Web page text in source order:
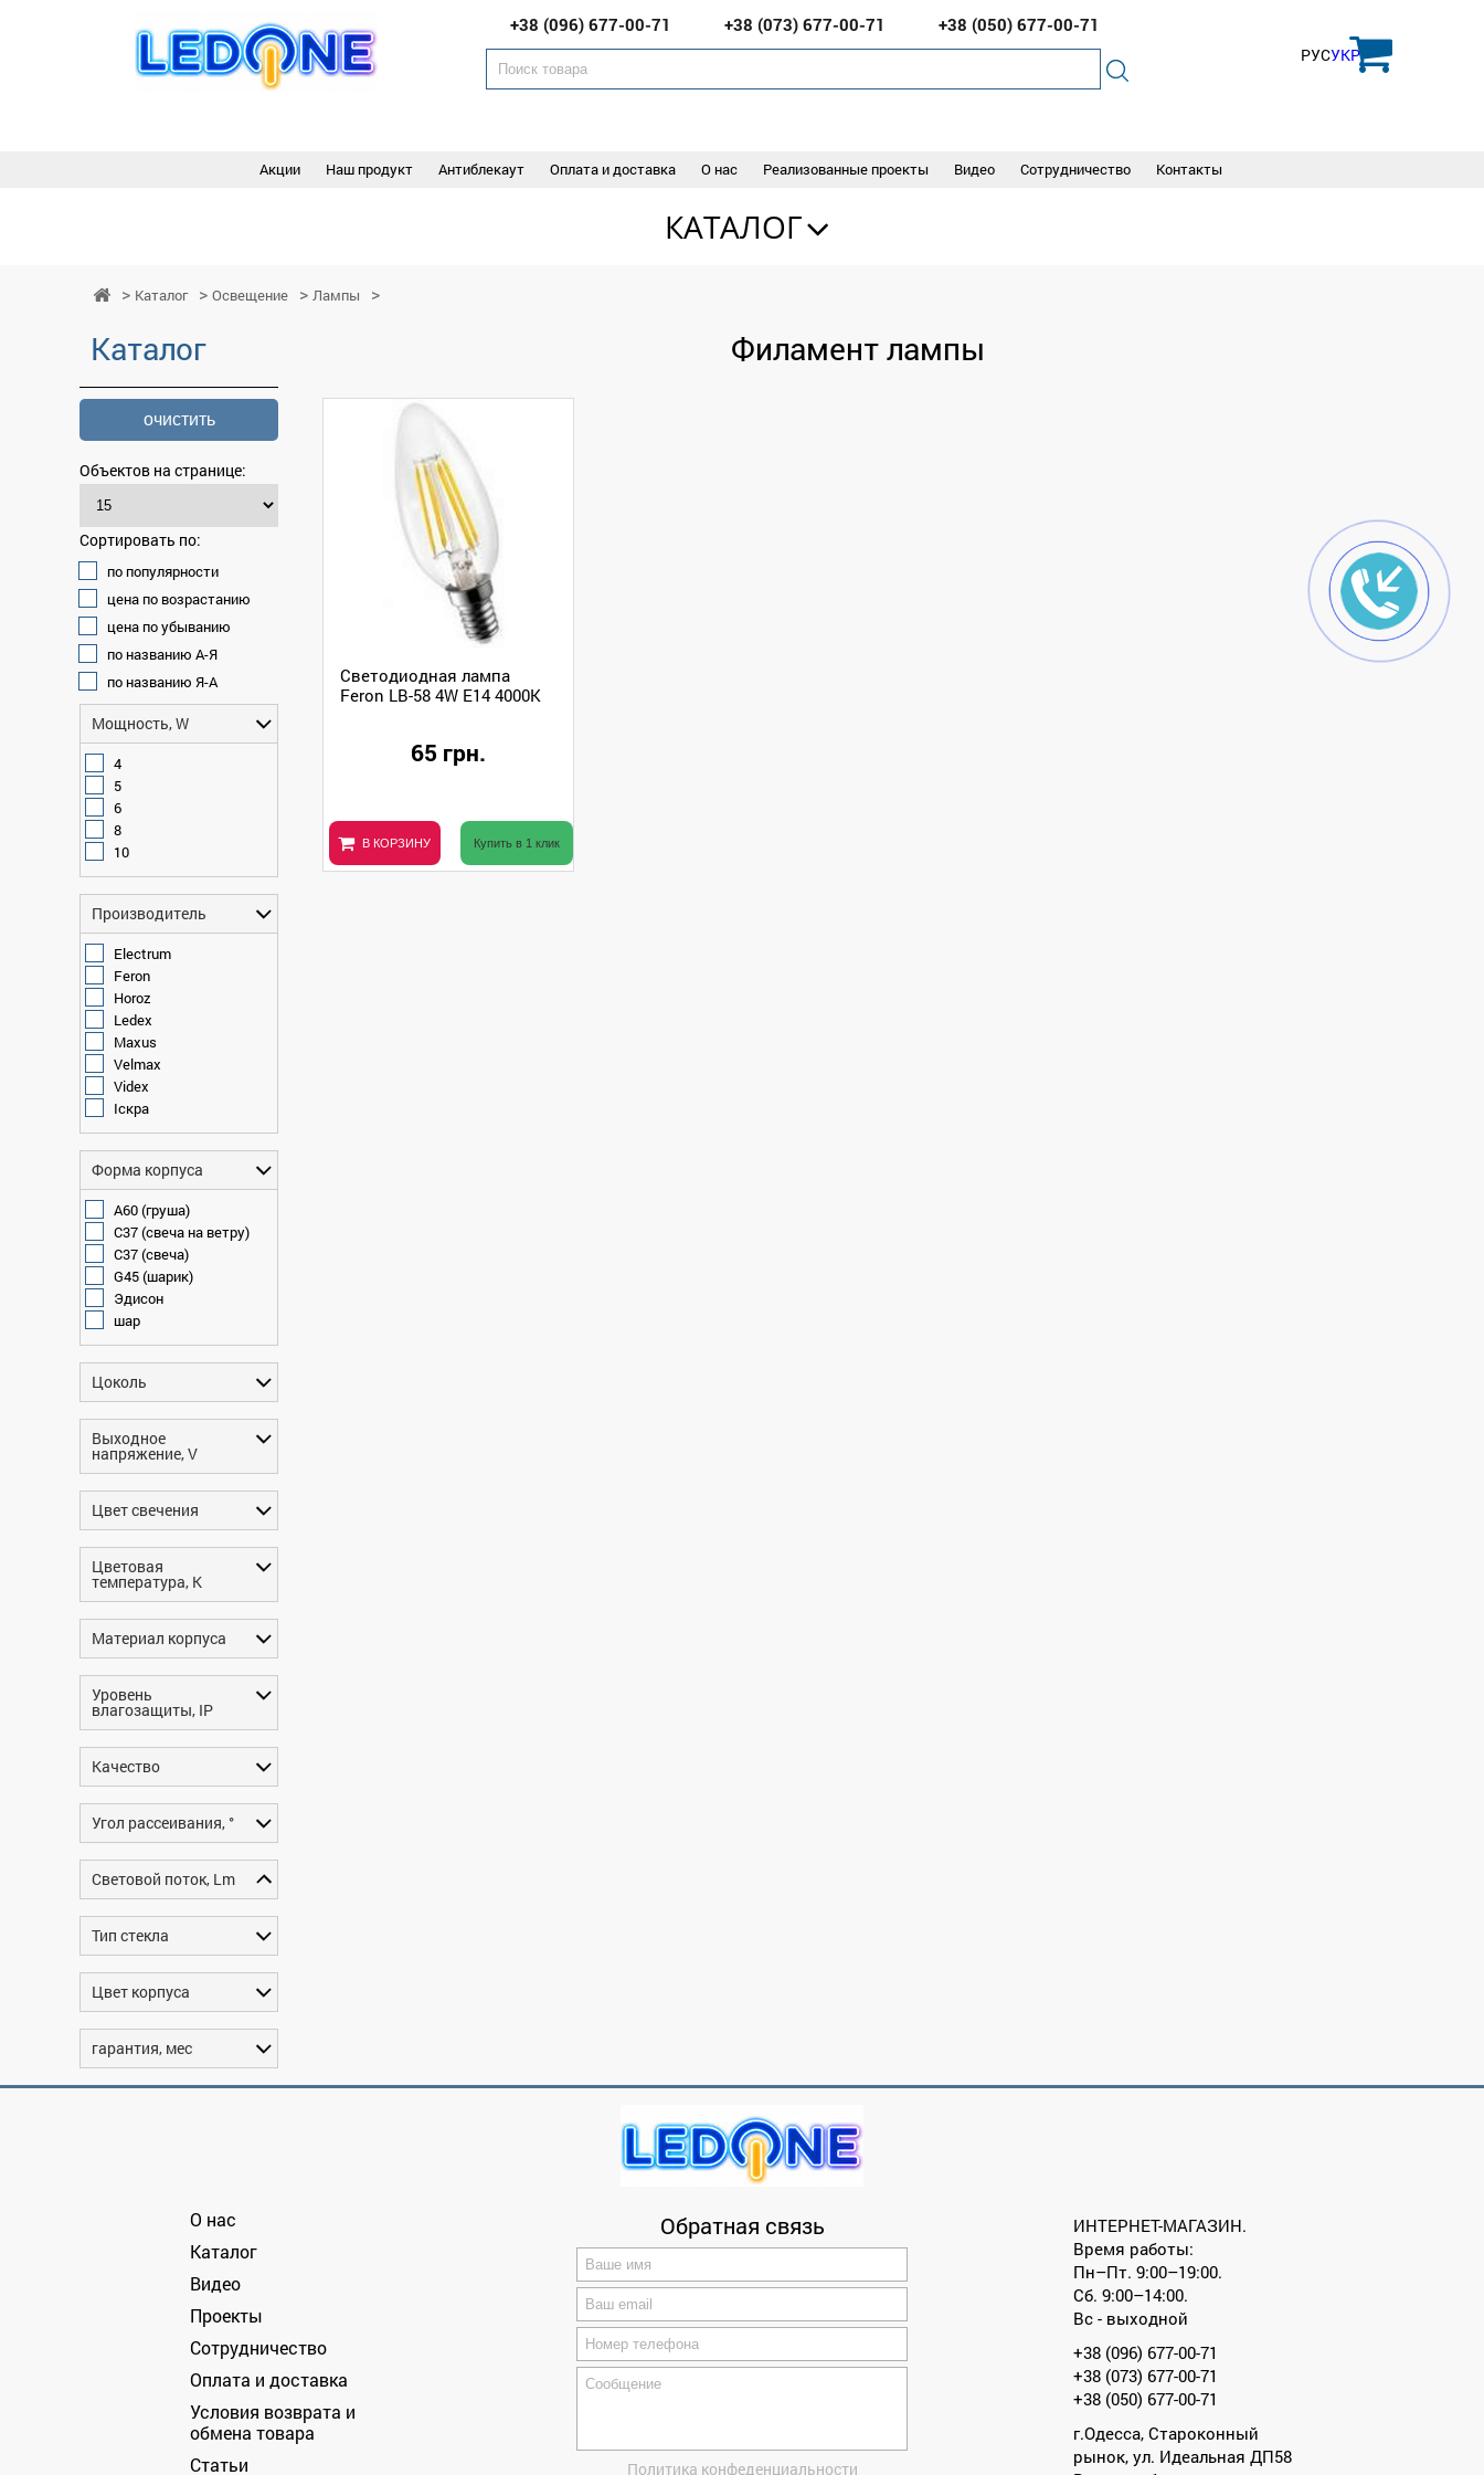
Акции Наш продукт Антиблекаут Оплата и доставка О нас Реализованные проекты Видео Сотрудничество Контакты
+38 (096) 677-00-71 +38 (073) 677-00-71 +38 (050) 677-00-71
РУСУКР
КАТАЛОГ
Каталог Освещение Лампы
Каталог
очистить
Объектов на странице:
Сортировать по:
по популярности
цена по возрастанию
цена по убыванию
по названию А-Я
по названию Я-А
Мощность, W
4
5
6
8
10
Производитель
Electrum
Feron
Horoz
Ledex
Maxus
Velmax
Videx
Іскра
Форма корпуса
A60 (груша)
C37 (свеча на ветру)
C37 (свеча)
G45 (шарик)
Эдисон
шар
Цоколь
Выходное
напряжение, V
Цвет свечения
Цветовая
температура, K
Материал корпуса
Уровень
влагозащиты, IP
Качество
Угол рассеивания, °
Световой поток, Lm
Тип стекла
Цвет корпуса
гарантия, мес
Филамент лампы
Светодиодная лампа
Feron LB-58 4W E14 4000K
65 грн.
В КОРЗИНУ Купить в 1 клик
О нас
Каталог
Видео
Проекты
Сотрудничество
Оплата и доставка
Условия возврата и
обмена товара
Статьи
Обратная связь
Политика конфеденциальности
ИНТЕРНЕТ-МАГАЗИН.
Время работы:
Пн–Пт. 9:00–19:00.
Сб. 9:00–14:00.
Вс - выходной
+38 (096) 677-00-71
+38 (073) 677-00-71
+38 (050) 677-00-71
г.Одесса, Староконный
рынок, ул. Идеальная ДП58